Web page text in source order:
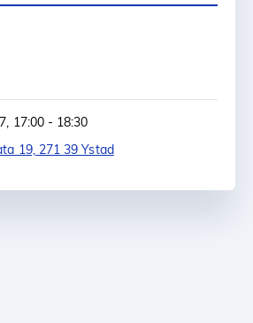
17:00 - 18:30
19, 271 39 Ystad